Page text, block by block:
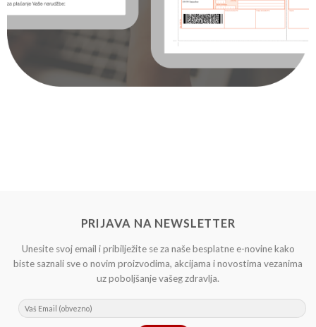
PRIJAVA NA NEWSLETTER
Unesite svoj email i pribilježite se za naše besplatne e-novine kako
biste saznali sve o novim proizvodima, akcijama i novostima vezanima
uz poboljšanje vašeg zdravlja.